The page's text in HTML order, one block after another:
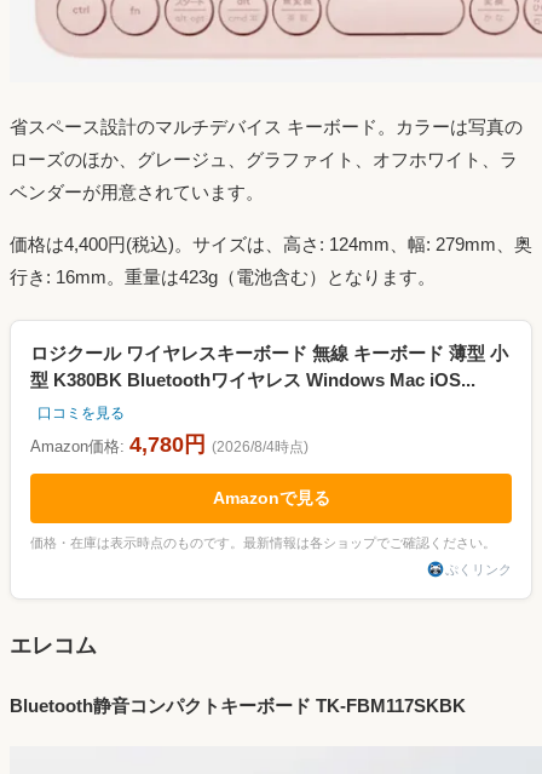
省スペース設計のマルチデバイス キーボード。カラーは写真の
ローズのほか、グレージュ、グラファイト、オフホワイト、ラ
ベンダーが用意されています。
価格は4,400円(税込)。サイズは、高さ: 124mm、幅: 279mm、奥
行き: 16mm。重量は423g（電池含む）となります。
ロジクール ワイヤレスキーボード 無線 キーボード 薄型 小
型 K380BK Bluetoothワイヤレス Windows Mac iOS...
口コミを見る
Amazon価格: 4,780円 (2026/8/4時点)
Amazonで見る
価格・在庫は表示時点のものです。最新情報は各ショップでご確認ください。
ぷくリンク
エレコム
Bluetooth静音コンパクトキーボード TK-FBM117SKBK